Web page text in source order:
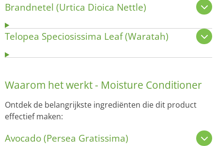
Brandnetel (Urtica Dioica Nettle)
Telopea Speciosissima Leaf (Waratah)
Waarom het werkt - Moisture Conditioner
Ontdek de belangrijkste ingrediënten die dit product
effectief maken:
Avocado (Persea Gratissima)